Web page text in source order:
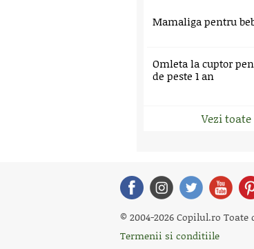
Mamaliga pentru
Omleta la cuptor
de peste 1 an
Vezi
© 2004-2026 Copilul.ro
Termenii si conditiile